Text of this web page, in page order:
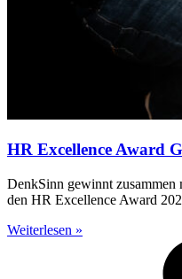
HR Excellence Award
DenkSinn gewinnt zusammen
den HR Excellence Award
Weiterlesen »